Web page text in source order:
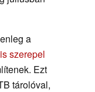
a
szerepel
Ezt
tárolóval,